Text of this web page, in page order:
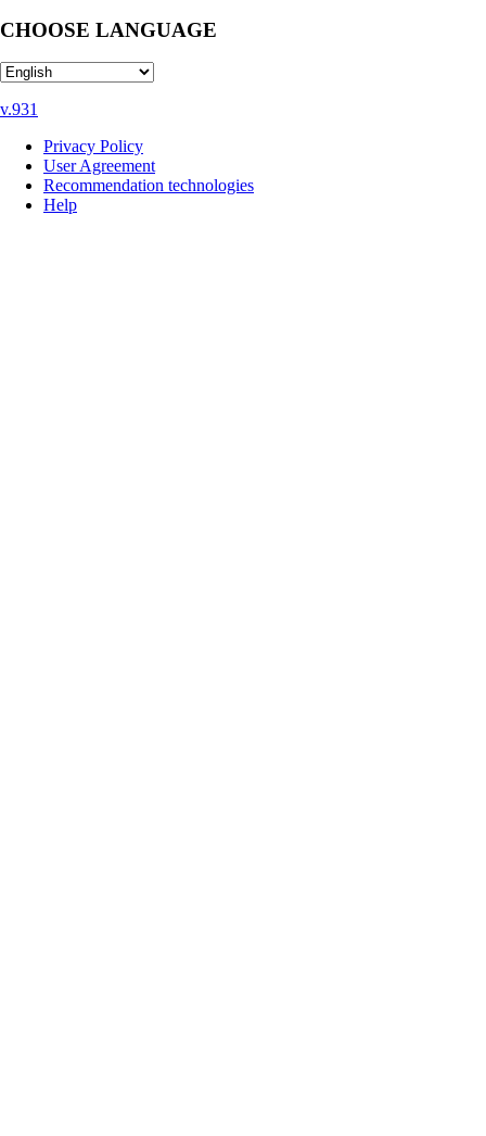
CHOOSE LANGUAGE
v.931
Privacy Policy
User Agreement
Recommendation technologies
Help